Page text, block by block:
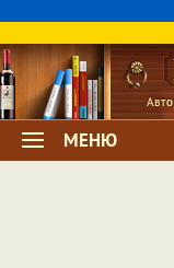
МЕНЮ